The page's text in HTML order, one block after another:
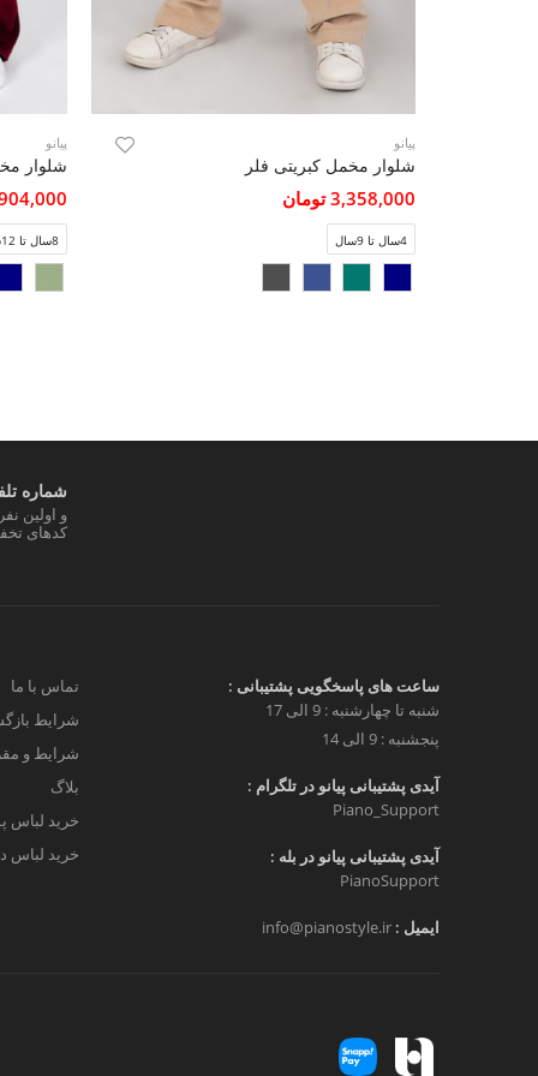
پیانو
شلوار مخمل کبریتی فلر
3,358,000 تومان
4سال تا 9سال
پیانو
شلوار
2,904,000
8سال تا 12سال
شماره
و اولین
کدهای
ساعت های پاسخگویی پشتیبانی :
شنبه تا چهارشنبه : 9 الی 17
پنجشنبه : 9 الی 14
آیدی پشتیبانی پیانو در تلگرام :
Piano_Support
آیدی پشتیبانی پیانو در بله :
PianoSupport
ایمیل : info@pianostyle.ir
تماس با ما
شرایط
شرایط و
بلاگ
خرید لباس
خرید لباس